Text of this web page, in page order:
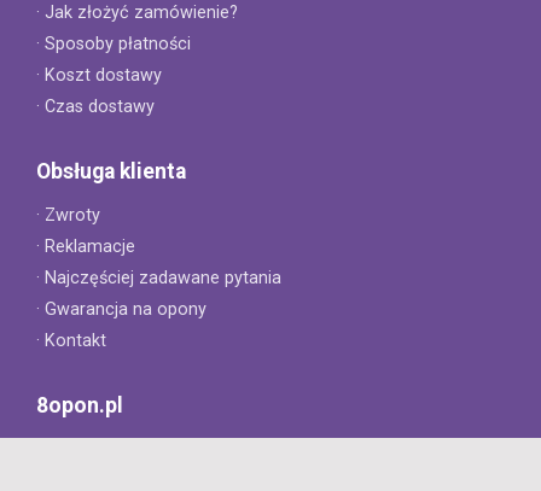
· Jak złożyć zamówienie?
· Sposoby płatności
· Koszt dostawy
· Czas dostawy
Obsługa klienta
· Zwroty
· Reklamacje
· Najczęściej zadawane pytania
· Gwarancja na opony
· Kontakt
8opon.pl